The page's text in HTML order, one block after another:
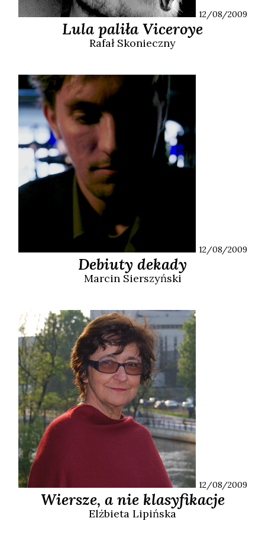
12/08/2009
Lula paliła Viceroye
RafałSkonieczny
12/08/2009
Debiuty dekady
Marcin Sierszyński
12/08/2009
Wiersze, a nie klasyfikacje
Elżbieta Lipińska